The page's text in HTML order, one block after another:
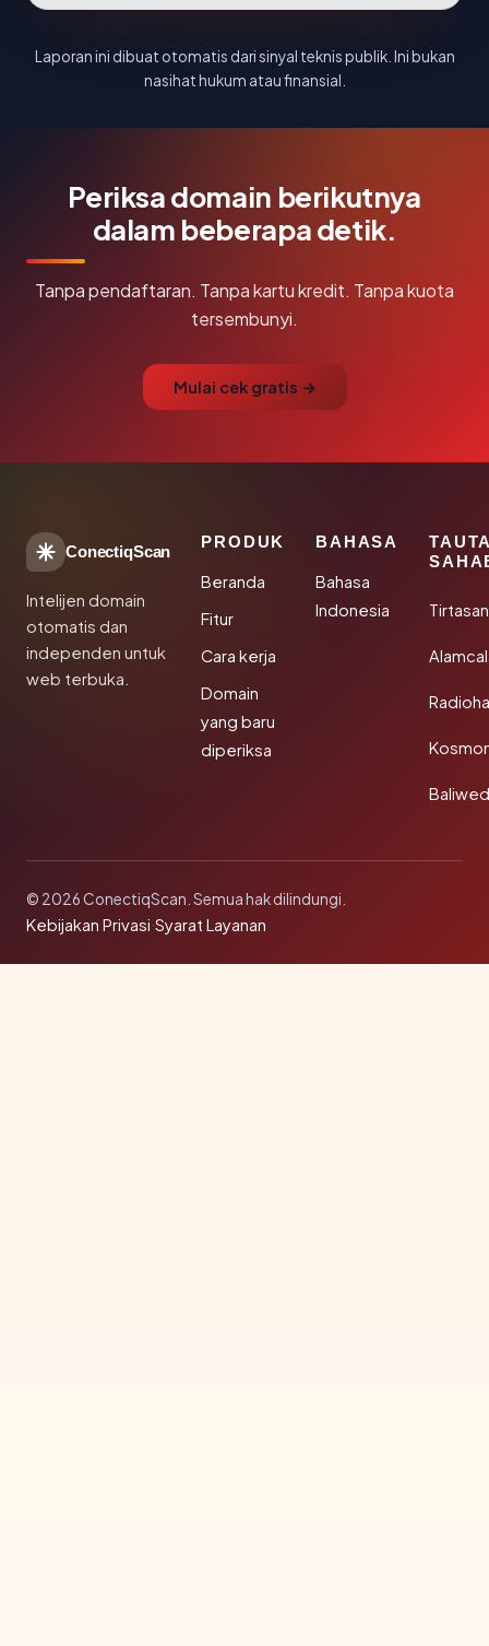
Laporan ini dibuat otomatis dari sinyal teknis publik. Ini bukan
nasihat hukum atau finansial.
Periksa domain berikutnya
dalam beberapa detik.
Tanpa pendaftaran. Tanpa kartu kredit. Tanpa kuota
tersembunyi.
Mulai cek gratis →
ConectiqScan
Intelijen domain
otomatis dan
independen untuk
web terbuka.
PRODUK
Beranda
Fitur
Cara kerja
Domain
yang baru
diperiksa
BAHASA
Bahasa
Indonesia
© 2026 ConectiqScan. Semua hak dilindungi.
Kebijakan Privasi·Syarat Layanan